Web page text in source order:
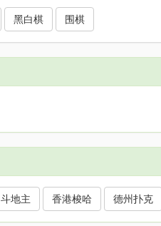
黑白棋 围棋
斗地主 香港梭哈 德州扑克